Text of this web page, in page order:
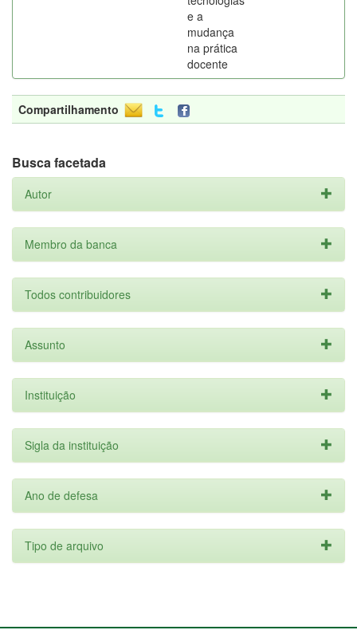
e a
mudança
na prática
docente
Compartilhamento
Busca facetada
Autor
Membro da banca
Todos contribuidores
Assunto
Instituição
Sigla da instituição
Ano de defesa
Tipo de arquivo